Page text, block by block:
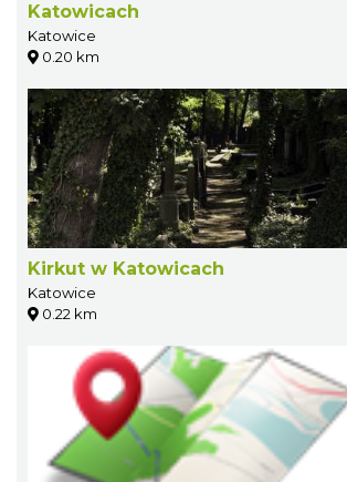
Katowicach
Katowice
0.20 km
Kirkut w Katowicach
Katowice
0.22 km